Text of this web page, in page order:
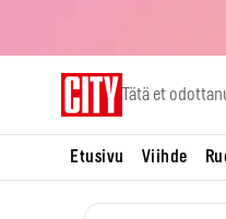
Tätä et
Etusivu Viihde